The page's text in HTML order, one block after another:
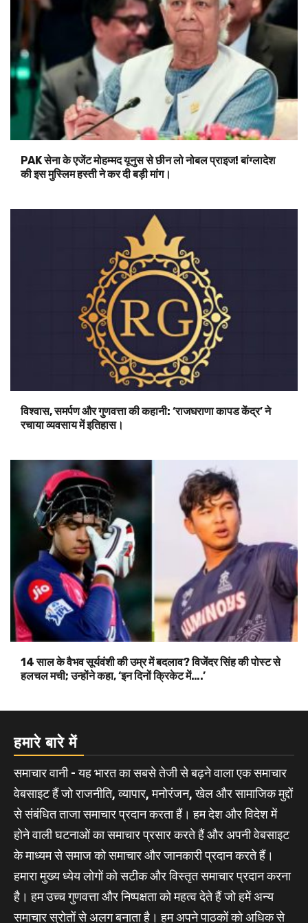
PAK सेना के एजेंट मोहम्मद यूनुस से छीन लो नोबल प्राइज! बांग्लादेश
की इस मुस्लिम हस्ती ने कर दी बड़ी मांग।
विश्वास, समर्पण और गुणवत्ता की कहानी: ‘राजघराणा कापड केंद्र’ ने
रचाया व्यवसाय में इतिहास।
14 साल के वैभव सूर्यवंशी की उम्र में बदलाव? विजेंदर सिंह की पोस्ट से
हलचल मची; उन्होंने कहा, ‘इन दिनों क्रिकेट में….’
हमारे बारे में
समाचार वानी - यह भारत का सबसे तेजी से बढ़ने वाला एक समाचार
वेबसाइट हैं जो राजनीति, व्यापार, मनोरंजन, खेल और सामाजिक मुद्दों
से संबंधित ताजा समाचार प्रदान करता हैं। हम देश और विदेश में
होने वाली घटनाओं का समाचार प्रसार करते हैं और अपनी वेबसाइट
के माध्यम से समाज को समाचार और जानकारी प्रदान करते हैं।
हमारा मुख्य ध्येय लोगों को सटीक और विस्तृत समाचार प्रदान करना
है। हम उच्च गुणवत्ता और निष्पक्षता को महत्व देते हैं जो हमें अन्य
समाचार स्रोतों से अलग बनाता है। हम अपने पाठकों को अधिक से